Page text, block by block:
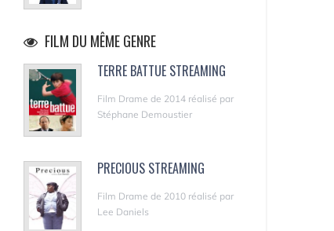
FILM DU MÊME GENRE
TERRE BATTUE STREAMING
Film Drame de 2014 réalisé par
Stéphane Demoustier
PRECIOUS STREAMING
Film Drame de 2010 réalisé par
Lee Daniels